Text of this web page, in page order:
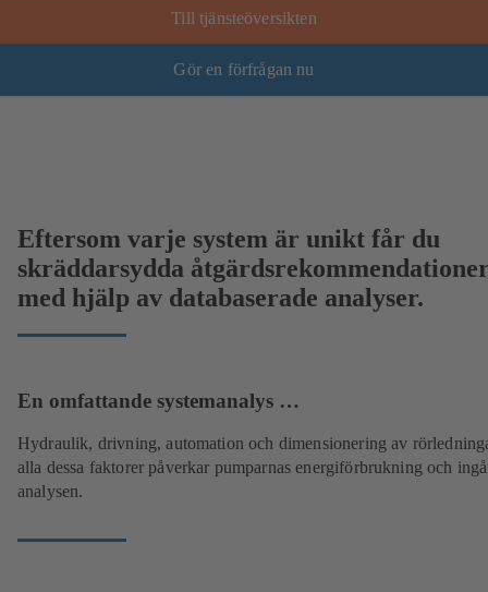
Till tjänsteöversikten
Gör en förfrågan nu
Eftersom varje system är unikt får du
skräddarsydda
med hjälp av databaserade analyser.
En omfattande systemanalys …
Hydraulik, drivning, automation och dimensionering av
alla dessa faktorer påverkar pumparnas energiförbrukning och
analysen.